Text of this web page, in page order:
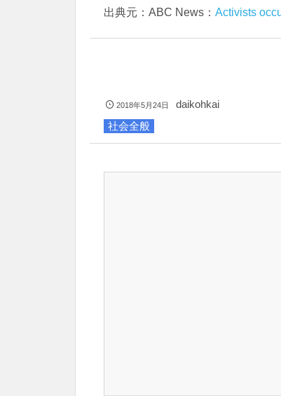
出典元：ABC News： Activists
2018年5月24日
daikohkai
社会全般